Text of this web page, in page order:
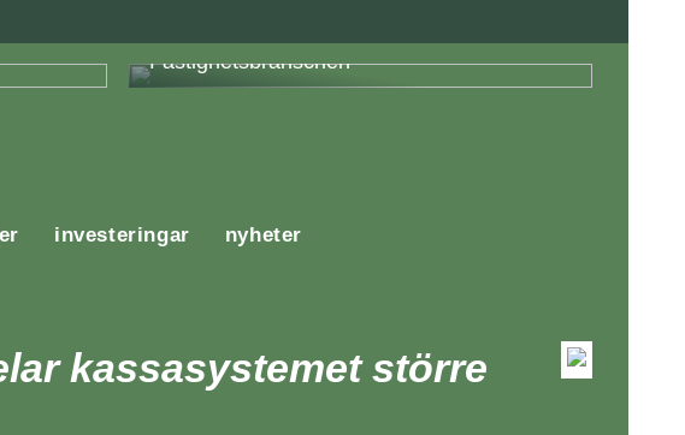
låg
Fördelar med Energieffektivisering i
Fastighetsbranschen
investeringar nyheter
kassasystemet större